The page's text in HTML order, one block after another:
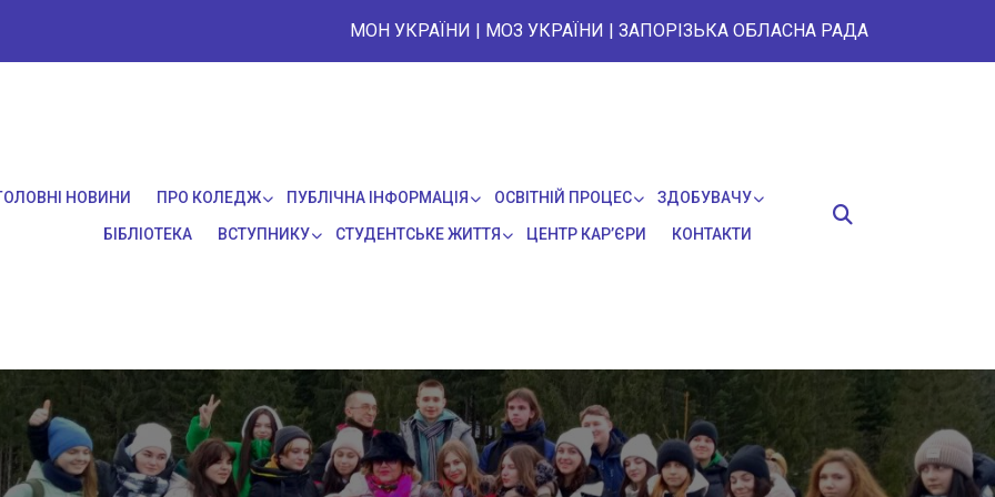
МОН УКРАЇНИ | МОЗ УКРАЇНИ | ЗАПОРІЗЬКА ОБЛАСНА РАДА
НОВИНИ ПРО КОЛЕДЖ ПУБЛІЧНА ІНФОРМАЦІЯ ОСВІТНІЙ ПРОЦЕС ЗДОБУВАЧУ
БІБЛІОТЕКА ВСТУПНИКУ СТУДЕНТСЬКЕ ЖИТТЯ ЦЕНТР КАР’ЄРИ КОНТАКТИ